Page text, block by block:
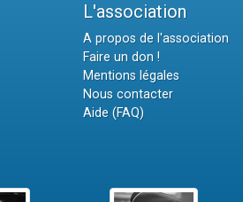
L'association
A propos de l'association
Faire un don !
Mentions légales
Nous contacter
Aide (FAQ)